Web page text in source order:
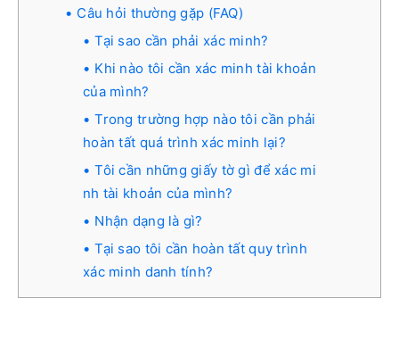
Câu hỏi thường gặp (FAQ)
Tại sao cần phải xác minh?
Khi nào tôi cần xác minh tài khoản
của mình?
Trong trường hợp nào tôi cần phải
hoàn tất quá trình xác minh lại?
Tôi cần những giấy tờ gì để xác mi
nh tài khoản của mình?
Nhận dạng là gì?
Tại sao tôi cần hoàn tất quy trình
xác minh danh tính?